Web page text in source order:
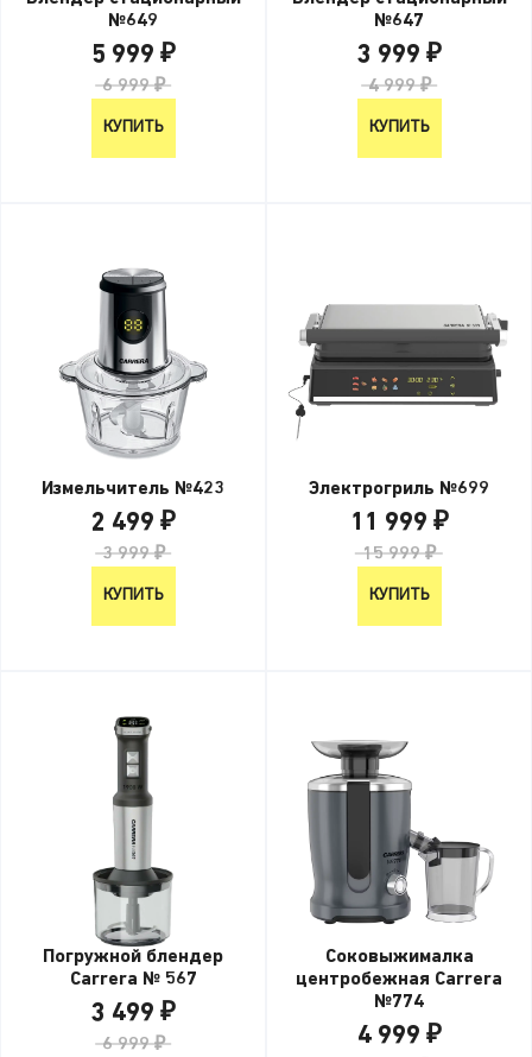
№649
5 999 ₽
6 999 ₽
КУПИТЬ
№647
3 999 ₽
4 999 ₽
КУПИТЬ
Измельчитель №423
2 499 ₽
3 999 ₽
КУПИТЬ
Электрогриль №699
11 999 ₽
15 999 ₽
КУПИТЬ
Погружной блендер
Carrera № 567
3 499 ₽
6 999 ₽
Соковыжималка
центробежная Carrera
№774
4 999 ₽